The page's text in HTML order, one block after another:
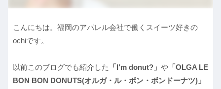
こんにちは。福岡のアパレル会社で働くスイーツ好きの
ochiです。
以前このブログでも紹介した 「I’m donut?」 や 「OLGA LE
BON BON DONUTS(オルガ・ル・ボン・ボンドーナツ)」